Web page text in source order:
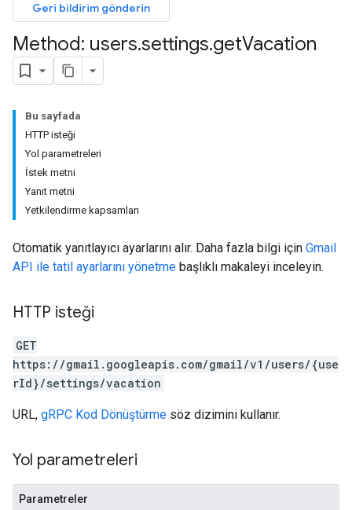
Geri bildirim gönderin
Method: users.settings.getVacation
Bu sayfada
HTTP isteği
Yol parametreleri
İstek metni
Yanıt metni
Yetkilendirme kapsamları
Otomatik yanıtlayıcı ayarlarını alır. Daha fazla bilgi için Gmail
API ile tatil ayarlarını yönetme başlıklı makaleyi inceleyin.
HTTP isteği
GET
https://gmail.googleapis.com/gmail/v1/users/{use
rId}/settings/vacation
URL, gRPC Kod Dönüştürme söz dizimini kullanır.
Yol parametreleri
Parametreler